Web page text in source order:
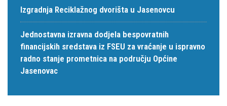
Izgradnja Reciklažnog dvorišta u Jasenovcu
Jednostavna izravna dodjela bespovratnih
financijskih sredstava iz FSEU za vraćanje u ispravno
radno stanje prometnica na području Općine
Jasenovac